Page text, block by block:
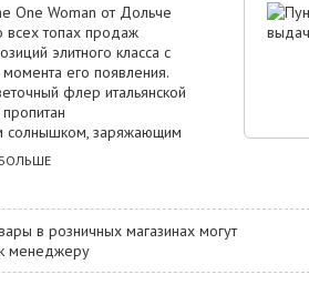
One Woman от Дольче
всех топах продаж
элитного класса с
момента его появления.
флер итальянской
солнышком, заряжающим
Вы также наверняка
переплетающие в
разноплановых
аромата раскрыто
Далее
БОЛЬШЕ
в розничных магазинах могут
менеджеру